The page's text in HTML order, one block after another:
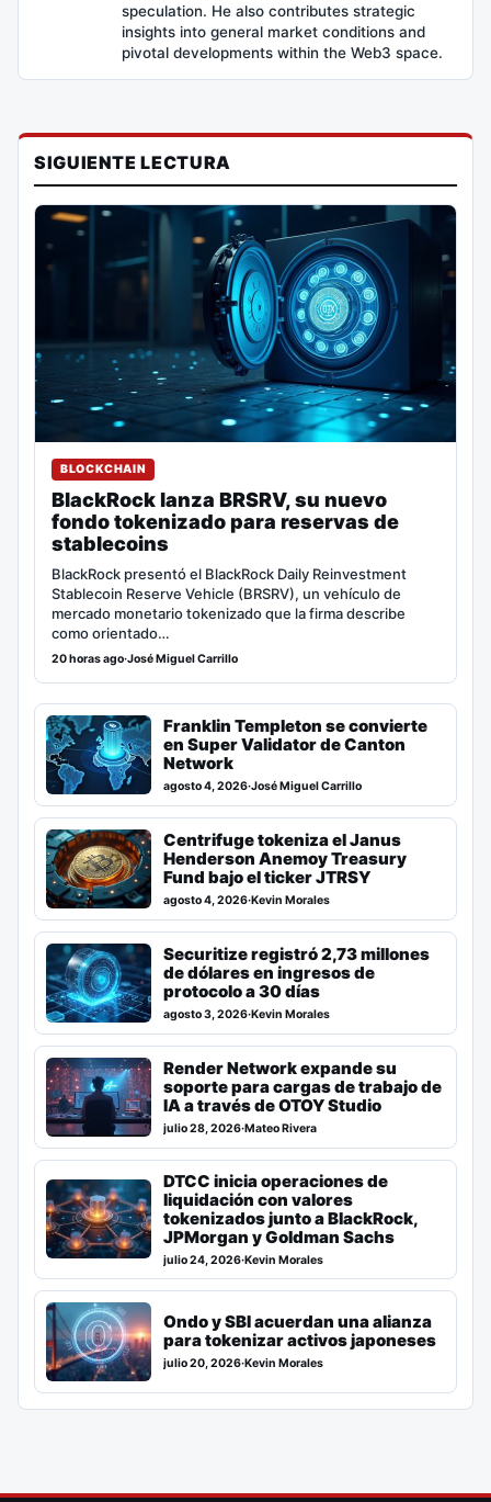
speculation. He also contributes strategic
insights into general market conditions and
pivotal developments within the Web3 space.
SIGUIENTE LECTURA
BLOCKCHAIN
BlackRock lanza BRSRV, su nuevo
fondo tokenizado para reservas de
stablecoins
BlackRock presentó el BlackRock Daily Reinvestment
Stablecoin Reserve Vehicle (BRSRV), un vehículo de
mercado monetario tokenizado que la firma describe
como orientado…
20 horas ago·José Miguel Carrillo
Franklin Templeton se convierte
en Super Validator de Canton
Network
agosto 4, 2026·José Miguel Carrillo
Centrifuge tokeniza el Janus
Henderson Anemoy Treasury
Fund bajo el ticker JTRSY
agosto 4, 2026·Kevin Morales
Securitize registró 2,73 millones
de dólares en ingresos de
protocolo a 30 días
agosto 3, 2026·Kevin Morales
Render Network expande su
soporte para cargas de trabajo de
IA a través de OTOY Studio
julio 28, 2026·Mateo Rivera
DTCC inicia operaciones de
liquidación con valores
tokenizados junto a BlackRock,
JPMorgan y Goldman Sachs
julio 24, 2026·Kevin Morales
Ondo y SBI acuerdan una alianza
para tokenizar activos japoneses
julio 20, 2026·Kevin Morales